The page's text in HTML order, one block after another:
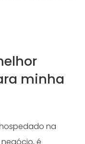
minha
na